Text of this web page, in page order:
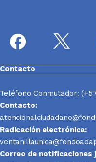
Contacto
Teléfono Conmutador:
Contacto:
Radicación electrónica:
Correo de notificaciones